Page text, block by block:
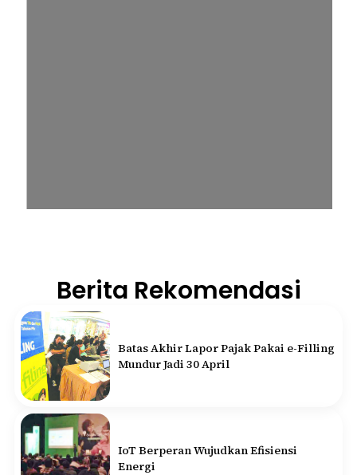
Berita Rekomendasi
Batas Akhir Lapor Pajak Pakai e-Filling
Mundur Jadi 30 April
IoT Berperan Wujudkan Efisiensi
Energi